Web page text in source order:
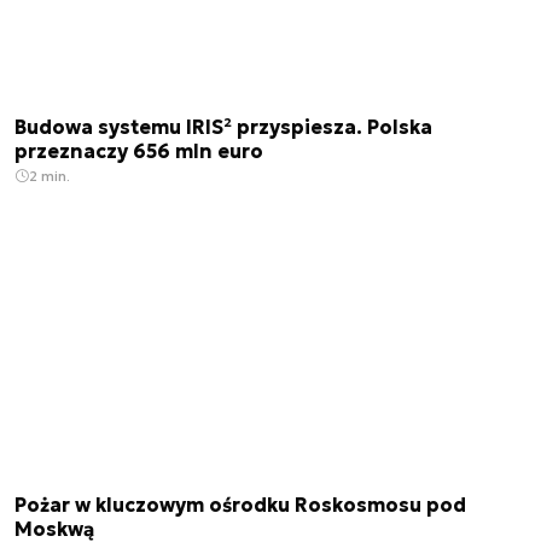
Budowa systemu IRIS² przyspiesza. Polska
przeznaczy 656 mln euro
2 min.
Pożar w kluczowym ośrodku Roskosmosu pod
Moskwą